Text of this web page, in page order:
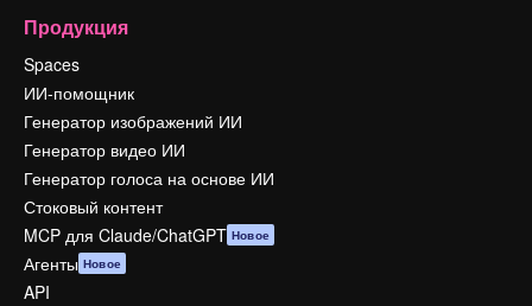
Продукция
Spaces
ИИ-помощник
Генератор изображений ИИ
Генератор видео ИИ
Генератор голоса на основе ИИ
Стоковый контент
MCP для Claude/ChatGPT Новое
Агенты Новое
API